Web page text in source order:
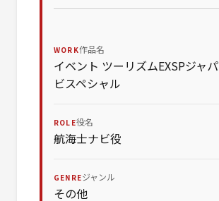
WORK作品名
イベント ツーリズムEXSPジャ
ビスペシャル
ROLE役名
航海士ナビ役
GENREジャンル
その他